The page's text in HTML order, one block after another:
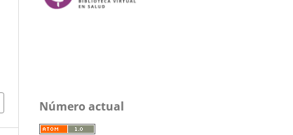
Número actual